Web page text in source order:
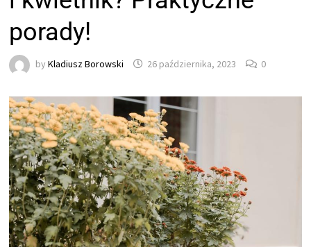
porady!
byKladiusz Borowski 26 października, 2023 0